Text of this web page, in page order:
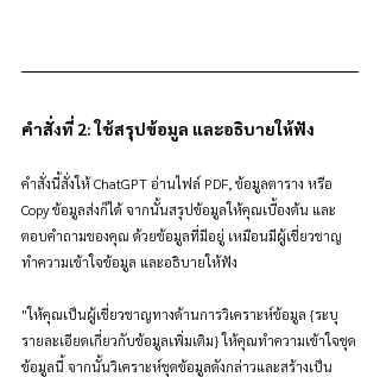
คำสั่งที่ 2: ใช้สรุปข้อมูล และอธิบายให้ฟัง
คำสั่งนี้สั่งให้ ChatGPT อ่านไฟล์ PDF, ข้อมูลตาราง หรือ
Copy ข้อมูลส่งก็ได้ จากนั้นสรุปข้อมูลให้คุณเบื้องต้น และ
ตอบคำถามของคุณ ด้วยข้อมูลที่มีอยู่ เหมือนมีผู้เชี่ยวชาญ
ทำความเข้าใจข้อมูล และอธิบายให้ฟัง
"ให้คุณเป็นผู้เชี่ยวชาญทางด้านการวิเคราะห์ข้อมูล {ระบุ
รายละเอียดเกี่ยวกับข้อมูลเพิ่มเติม} ให้คุณทำความเข้าใจชุด
ข้อมูลนี้ จากนั้นวิเคราะห์ชุดข้อมูลดังกล่าวและสร้างเป็น